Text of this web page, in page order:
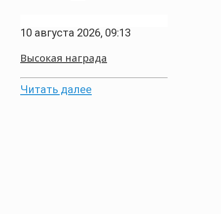
10 августа 2026, 09:13
Высокая награда
Читать далее